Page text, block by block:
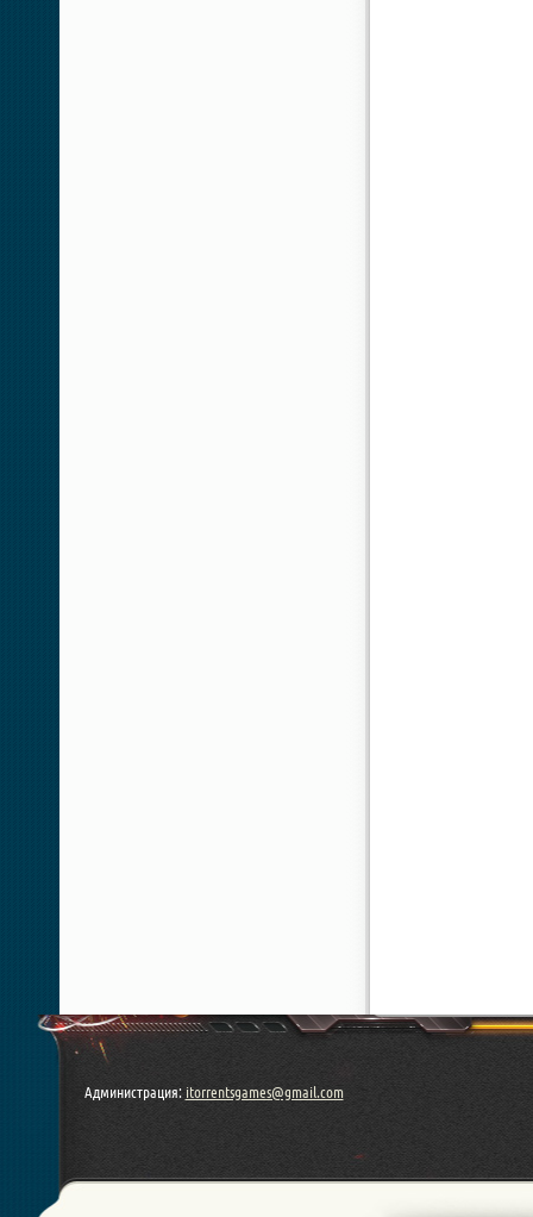
Администрация: itorrentsgames@gmail.com